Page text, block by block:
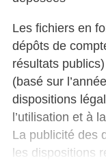
Les fichiers en
dépôts de
résultats
(basé sur
dispositions
l’utilisation et à
La publicité des
les dispositions